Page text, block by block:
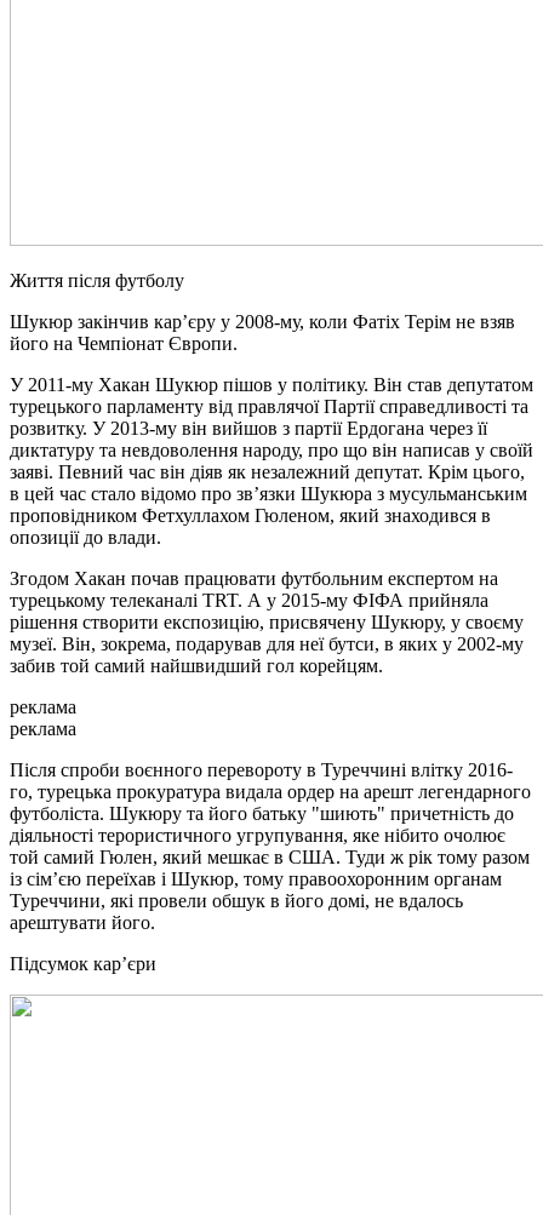
Життя після футболу
Шукюр закінчив кар’єру у 2008-му, коли Фатіх Терім не взяв
його на Чемпіонат Європи.
У 2011-му Хакан Шукюр пішов у політику. Він став депутатом
турецького парламенту від правлячої Партії справедливості та
розвитку. У 2013-му він вийшов з партії Ердогана через її
диктатуру та невдоволення народу, про що він написав у своїй
заяві. Певний час він діяв як незалежний депутат. Крім цього,
в цей час стало відомо про зв’язки Шукюра з мусульманським
проповідником Фетхуллахом Гюленом, який знаходився в
опозиції до влади.
Згодом Хакан почав працювати футбольним експертом на
турецькому телеканалі TRT. А у 2015-му ФІФА прийняла
рішення створити експозицію, присвячену Шукюру, у своєму
музеї. Він, зокрема, подарував для неї бутси, в яких у 2002-му
забив той самий найшвидший гол корейцям.
реклама
реклама
Після спроби воєнного перевороту в Туреччині влітку 2016-
го, турецька прокуратура видала ордер на арешт легендарного
футболіста. Шукюру та його батьку "шиють" причетність до
діяльності терористичного угрупування, яке нібито очолює
той самий Гюлен, який мешкає в США. Туди ж рік тому разом
із сім’єю переїхав і Шукюр, тому правоохоронним органам
Туреччини, які провели обшук в його домі, не вдалось
арештувати його.
Підсумок кар’єри